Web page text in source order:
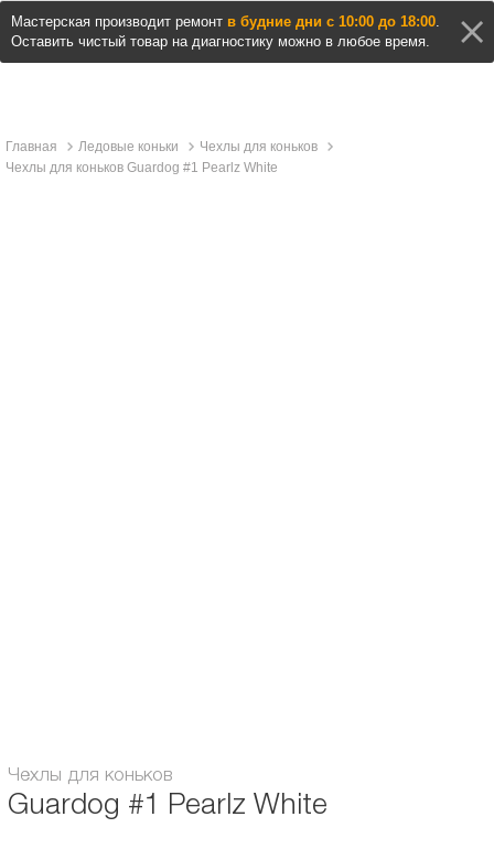
Мастерская производит ремонт в будние дни с 10:00 до 18:00.
Оставить чистый товар на диагностику можно в любое время.
Главная Ледовые коньки
Чехлы для коньков
Чехлы для коньков Guardog #1 Pearlz White
Чехлы для коньков
Guardog #1 Pearlz White